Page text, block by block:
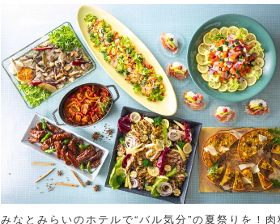
みなとみらいのホテルで“バル気分”の夏祭りを！肉